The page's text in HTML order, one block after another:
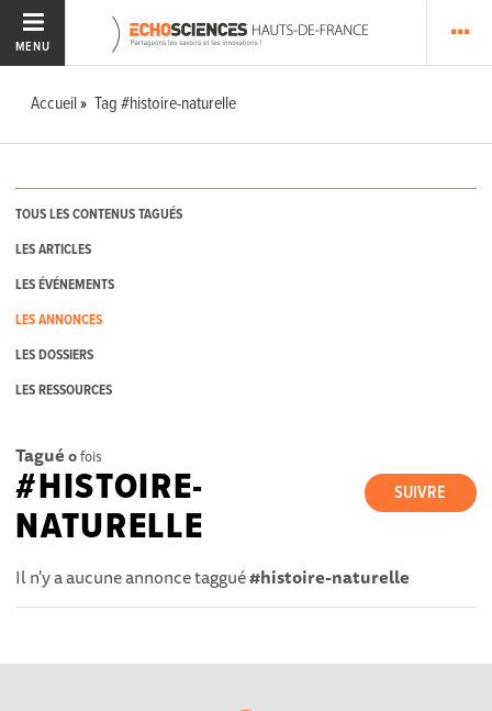
MENU
Accueil Tag #histoire-naturelle
TOUS LES CONTENUS TAGUÉS
LES ARTICLES
LES ÉVÉNEMENTS
LES ANNONCES
LES DOSSIERS
LES RESSOURCES
Tagué 0fois
SUIVRE
#HISTOIRE-
NATURELLE
Il n'y a aucune annonce taggué#histoire-naturelle